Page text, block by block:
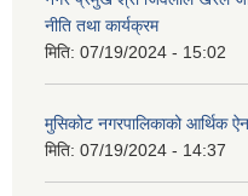
नीति तथा कार्यक्रम
मिति: 07/19/2024 - 15:02
मुसिकोट नगरपालिकाको आर्थिक
मिति: 07/19/2024 - 14:37